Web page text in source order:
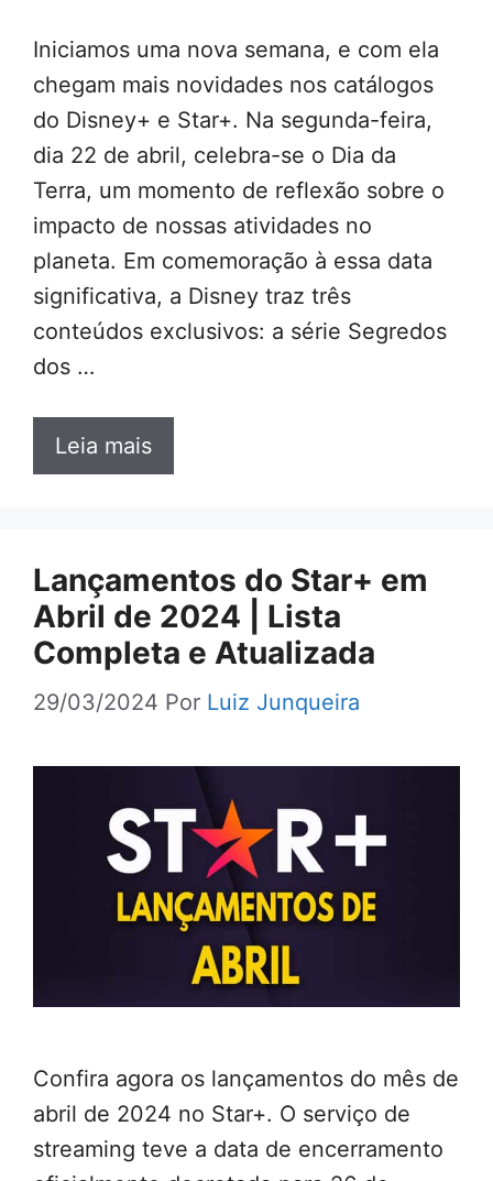
Iniciamos uma nova semana, e com ela
chegam mais novidades nos catálogos
do Disney+ e Star+. Na segunda-feira,
dia 22 de abril, celebra-se o Dia da
Terra, um momento de reflexão sobre o
impacto de nossas atividades no
planeta. Em comemoração à essa data
significativa, a Disney traz três
conteúdos exclusivos: a série Segredos
dos …
Leia mais
Lançamentos do Star+ em
Abril de 2024 | Lista
Completa e Atualizada
29/03/2024 Por Luiz Junqueira
Confira agora os lançamentos do mês de
abril de 2024 no Star+. O serviço de
streaming teve a data de encerramento